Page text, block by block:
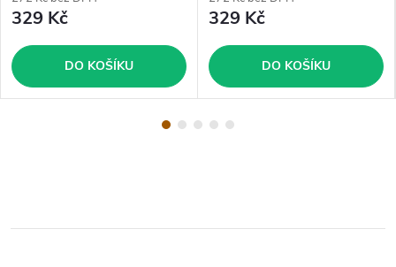
329 Kč
DO KOŠÍKU
329 Kč
DO KOŠÍKU